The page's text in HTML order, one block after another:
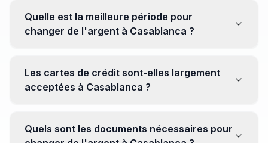
établissements réputés pour éviter les surprises.
Quelle est la meilleure période pour
changer de l'argent à Casablanca ?
soyez attentif aux fluctuations pour maximiser la valeur
de vos devises.
Les cartes de crédit sont-elles largement
acceptées à Casablanca ?
Cependant, avoir un peu de monnaie locale peut être
Quels sont les documents nécessaires pour